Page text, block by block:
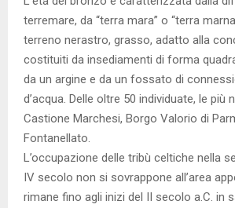
terremare, da “terra mara” o “terra
terreno nerastro, grasso, adatto alla
costituiti da insediamenti di forma
da un argine e da un fossato di
d’acqua. Delle oltre 50 individuate, le più
Castione Marchesi, Borgo Valorio di
Fontanellato.
L’occupazione delle tribù celtiche nella
IV secolo non si sovrappone all’area
rimane fino agli inizi del II secolo a.C. in